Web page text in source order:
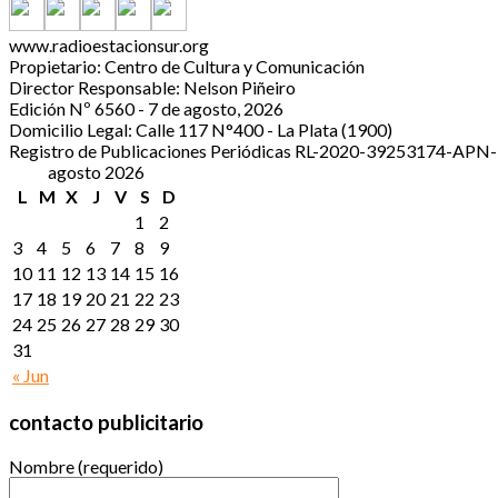
www.radioestacionsur.org
Propietario: Centro de Cultura y Comunicación
Director Responsable: Nelson Piñeiro
Edición Nº 6560 - 7 de agosto, 2026
Domicilio Legal: Calle 117 N°400 - La Plata (1900)
Registro de Publicaciones Periódicas RL-2020-39253174-
agosto 2026
L
M X J V S D
« Jun
1
2
3
4 5 6 7 8
9
10 11 12 13 14 15 16
17 18 19 20 21 22 23
24 25 26 27 28 29 30
31
contacto publicitario
Nombre (requerido)